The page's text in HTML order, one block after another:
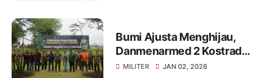
Bumi Ajusta Menghijau,
Danmenarmed 2 Kostrad
Pimpin Gerakan Tanam
MILITER JAN 02, 2026